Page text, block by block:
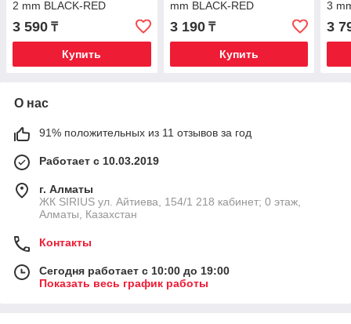
2 mm BLACK-RED
3 590 ₸
Купить
mm BLACK-RED
3 190₸
Купить
3
3
О нас
91% положительных из 11 отзывов за год
Работает с 10.03.2019
г. Алматы
​ЖК SIRIUS​ ул. Айтиева, 154/1​ 218 кабинет; 0 этаж,
Алматы, Казахстан
Контакты
Сегодня работает с 10:00 до 19:00
Показать весь график работы